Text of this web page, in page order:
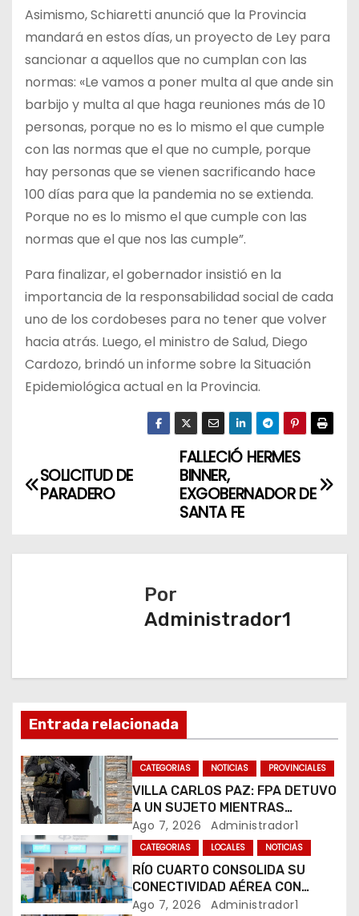
Asimismo, Schiaretti anunció que la Provincia
mandará en estos días, un proyecto de Ley para
sancionar a aquellos que no cumplan con las
normas: «Le vamos a poner multa al que ande sin
barbijo y multa al que haga reuniones más de 10
personas, porque no es lo mismo el que cumple
con las normas que el que no cumple, porque
hay personas que se vienen sacrificando hace
100 días para que la pandemia no se extienda.
Porque no es lo mismo el que cumple con las
normas que el que nos las cumple”.
Para finalizar, el gobernador insistió en la
importancia de la responsabilidad social de cada
uno de los cordobeses para no tener que volver
hacia atrás. Luego, el ministro de Salud, Diego
Cardozo, brindó un informe sobre la Situación
Epidemiológica actual en la Provincia.
N
a
ó
n
d
e
e
n
FALLECIÓ HERMES
BINNER,
EXGOBERNADOR DE
SANTA FE
SOLICITUD DE
PARADERO
Por
Administrador1
Entrada relacionada
CATEGORIAS NOTICIAS PROVINCIALES
VILLA CARLOS PAZ: FPA DETUVO
A UN SUJETO MIENTRAS
COMERCIALIZABA COCAÍNA Y
MARIHUANA EN UNA PLAZA
Ago 7, 2026 Administrador1
CATEGORIAS LOCALES NOTICIAS
RÍO CUARTO CONSOLIDA SU
CONECTIVIDAD AÉREA CON
CUATRO VUELOS SEMANALES A
Ago 7, 2026 Administrador1